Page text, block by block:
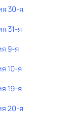
30-я
31-я
9-я
10-я
19-я
20-я